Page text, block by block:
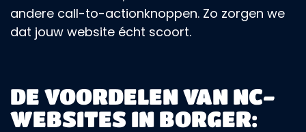
andere call-to-actionknoppen. Zo zorgen we
dat jouw website écht scoort.
DE VOORDELEN VAN NC-
WEBSITES IN BORGER: